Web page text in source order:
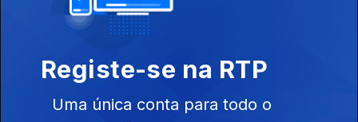
12 mar. 2026
Registe-se na RTP
Uma única conta para todo o